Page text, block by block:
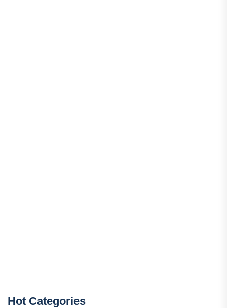
Hot Categories